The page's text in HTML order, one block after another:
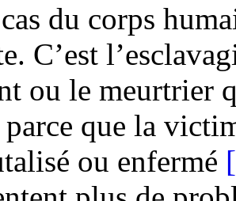
du corps
C’est
ou le meurtrier
que la
ou enfermé